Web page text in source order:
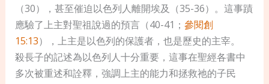
（30），甚至催迫以色列人離開埃及（35-36）。這事蹟
應驗了上主對聖祖說過的預言（40-41； 參閱創
15:13），上主是以色列的保護者，也是歷史的主宰。
殺長子的記述為以色列人十分重要，這事在聖經各書中
多次被重述和詮釋，強調上主的能力和拯救祂的子民